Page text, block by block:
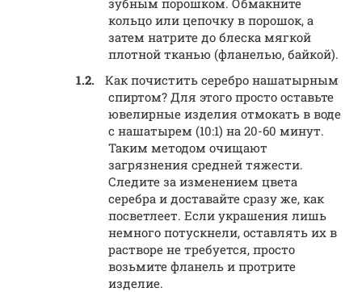
зубным порошком. Обмакните
кольцо или цепочку в порошок, а
затем натрите до блеска мягкой
плотной тканью (фланелью, байкой).
Как почистить серебро нашатырным
спиртом? Для этого просто оставьте
ювелирные изделия отмокать в воде
с нашатырем (10:1) на 20-60 минут.
Таким методом очищают
загрязнения средней тяжести.
Следите за изменением цвета
серебра и доставайте сразу же, как
посветлеет. Если украшения лишь
немного потускнели, оставлять их в
растворе не требуется, просто
возьмите фланель и протрите
изделие.